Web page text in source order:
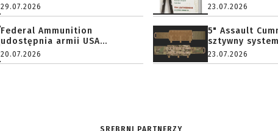
29.07.2026
Federal Ammunition
udostępnia armii USA...
20.07.2026
23.07.2026
5" Assault
sztywny
23.07.2026